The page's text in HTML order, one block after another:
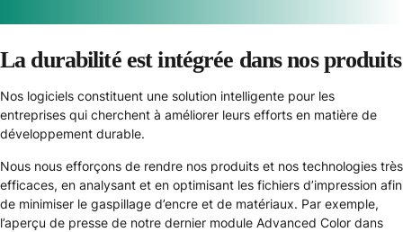
La durabilité est intégrée dans nos produits
Nos logiciels constituent une solution intelligente pour les
entreprises qui cherchent à améliorer leurs efforts en matière de
développement durable.
Nous nous efforçons de rendre nos produits et nos technologies très
efficaces, en analysant et en optimisant les fichiers d’impression afin
de minimiser le gaspillage d’encre et de matériaux. Par exemple,
l’aperçu de presse de notre dernier module Advanced Color dans